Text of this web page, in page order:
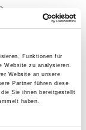
Funktionen für
Website zu analysieren.
Website an unsere
Partner führen diese
Sie ihnen bereitgestellt
haben.
Universität